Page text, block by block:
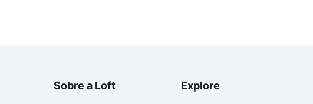
Sobre a Loft Explore